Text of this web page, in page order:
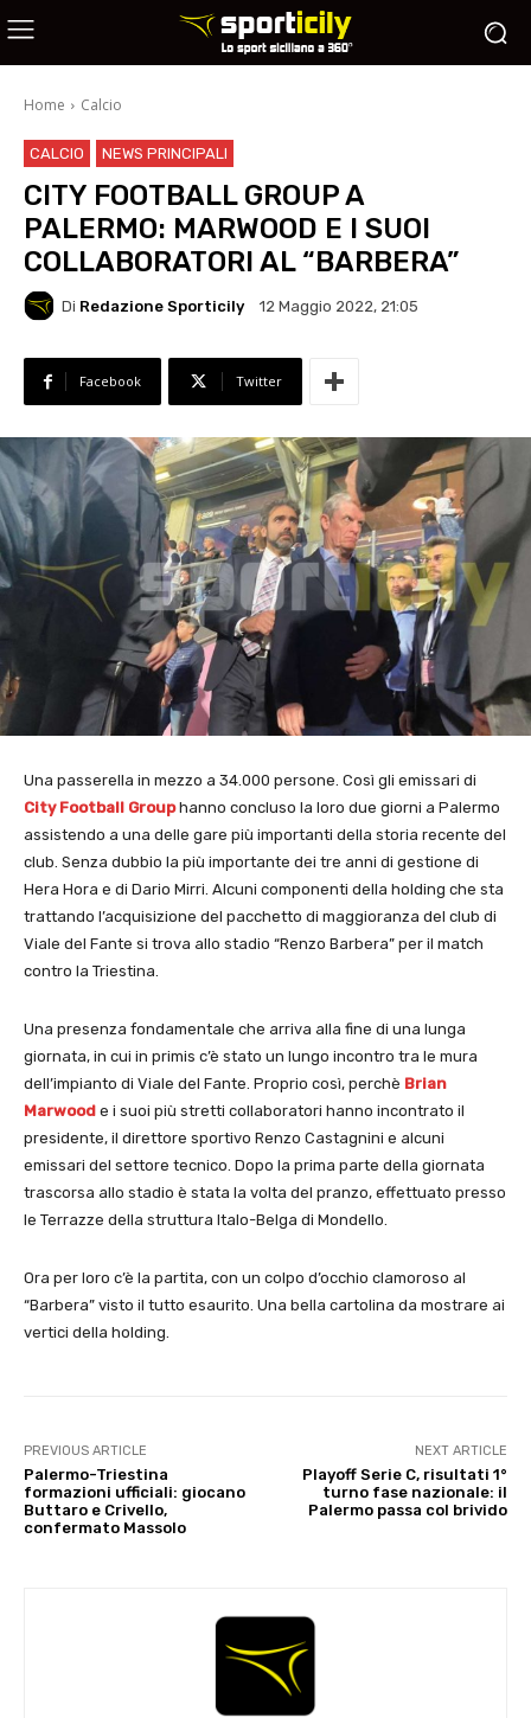
Home Calcio
CALCIO NEWS PRINCIPALI
CITY FOOTBALL GROUP A
PALERMO: MARWOOD E I SUOI
COLLABORATORI AL “BARBERA”
Di Redazione Sporticily 12 Maggio 2022, 21:05
Facebook Twitter
Una passerella in mezzo a 34.000 persone. Così gli emissari di
City Football Grouphanno concluso la loro due giorni a Palermo
assistendo a una delle gare più importanti della storia recente del
club. Senza dubbio la più importante dei tre anni di gestione di
Hera Hora e di Dario Mirri. Alcuni componenti della holding che sta
trattando l’acquisizione del pacchetto di maggioranza del club di
Viale del Fante si trova allo stadio “Renzo Barbera” per il match
contro la Triestina.
Una presenza fondamentale che arriva alla fine di una lunga
giornata, in cui in primis c’è stato un lungo incontro tra le mura
dell’impianto di Viale del Fante. Proprio così, perchè Brian
Marwood e i suoi più stretti collaboratori hanno incontrato il
presidente, il direttore sportivo Renzo Castagnini e alcuni
emissari del settore tecnico. Dopo la prima parte della giornata
trascorsa allo stadio è stata la volta del pranzo, effettuato presso
le Terrazze della struttura Italo-Belga di Mondello.
Ora per loro c’è la partita, con un colpo d’occhio clamoroso al
“Barbera” visto il tutto esaurito. Una bella cartolina da mostrare ai
vertici della holding.
PREVIOUS ARTICLE
Palermo-Triestina
formazioni ufficiali: giocano
Buttaro e Crivello,
confermato Massolo
NEXT ARTICLE
Playoff Serie C, risultati 1°
turno fase nazionale: il
Palermo passa col brivido